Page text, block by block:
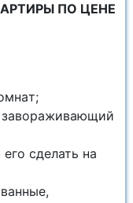
ПО ЦЕНЕ
заворaживающий
сделать на